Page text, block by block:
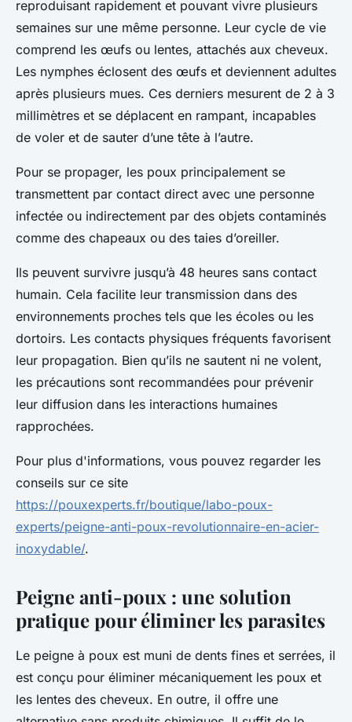
reproduisant rapidement et pouvant vivre plusieurs
semaines sur une même personne. Leur cycle de vie
comprend les œufs ou lentes, attachés aux cheveux.
Les nymphes éclosent des œufs et deviennent adultes
après plusieurs mues. Ces derniers mesurent de 2 à 3
millimètres et se déplacent en rampant, incapables
de voler et de sauter d’une tête à l’autre.
Pour se propager, les poux principalement se
transmettent par contact direct avec une personne
infectée ou indirectement par des objets contaminés
comme des chapeaux ou des taies d’oreiller.
Ils peuvent survivre jusqu’à 48 heures sans contact
humain. Cela facilite leur transmission dans des
environnements proches tels que les écoles ou les
dortoirs. Les contacts physiques fréquents favorisent
leur propagation. Bien qu’ils ne sautent ni ne volent,
les précautions sont recommandées pour prévenir
leur diffusion dans les interactions humaines
rapprochées.
Pour plus d'informations, vous pouvez regarder les
conseils sur ce site
https://pouxexperts.fr/boutique/labo-poux-
experts/peigne-anti-poux-revolutionnaire-en-acier-
inoxydable/.
Peigne anti-poux : une solution
pratique pour éliminer les parasites
Le peigne à poux est muni de dents fines et serrées, il
est conçu pour éliminer mécaniquement les poux et
les lentes des cheveux. En outre, il offre une